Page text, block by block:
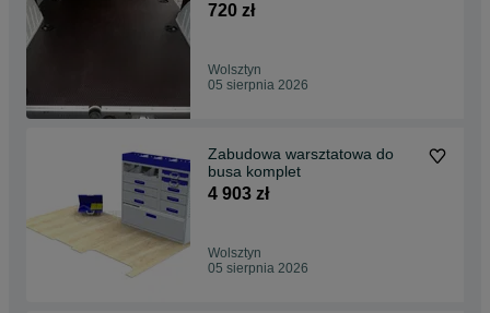
NOWY !!
720 zł
Wolsztyn
05 sierpnia 2026
Zabudowa warsztatowa do
busa komplet
4 903 zł
Wolsztyn
05 sierpnia 2026